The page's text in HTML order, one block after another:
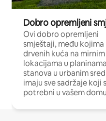
Dobro opremljeni
Ovi dobro opremljeni
smještaji, među kojima
drvenih kuća na mirnim
lokacijama u
stanova u urbanim
imaju sve sadržaje koji
potrebni u vašem